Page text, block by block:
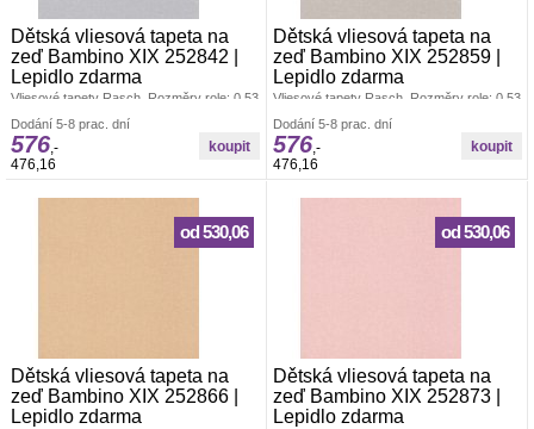
Dětská vliesová tapeta na
zeď Bambino XIX 252842 |
Lepidlo zdarma
Vliesové tapety Rasch. Rozměry role: 0,53
Lepidlem se natírá pouze zeď. Vliesové
tapety na zeď se vyznačují dobrou
prodyšností, mechanickou odolností a
schopností zakrytí jemných prasklin.
Dodání 5-8 prac. dní
576,-
476,16
Dětská vliesová tapeta na
zeď Bambino XIX 252859 |
Lepidlo zdarma
Vliesové tapety Rasch. Rozměry role: 0,53
Lepidlem se natírá pouze zeď. Vliesové
tapety na zeď se vyznačují dobrou
prodyšností, mechanickou odolností a
schopností zakrytí jemných prasklin.
Dodání 5-8 prac. dní
576,-
476,16
Dětská vliesová tapeta na
zeď Bambino XIX 252866 |
Lepidlo zdarma
od 530,06
Dětská vliesová tapeta na
zeď Bambino XIX 252873 |
Lepidlo zdarma
od 530,06